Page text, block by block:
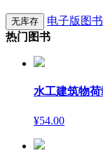
无库存
电子版图书
热门图书
水工建筑物荷
¥54.00